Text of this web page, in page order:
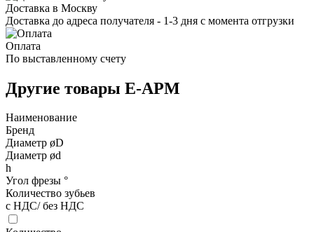
Доставка в Москву
Доставка до адреса получателя - 1-3 дня с момента отгрузки
Оплата
По выставленному счету
Другие товары E-APM
Наименование
Бренд
Диаметр øD
Диаметр ød
h
Угол фрезы °
Количество зубьев
с НДС/ без НДС